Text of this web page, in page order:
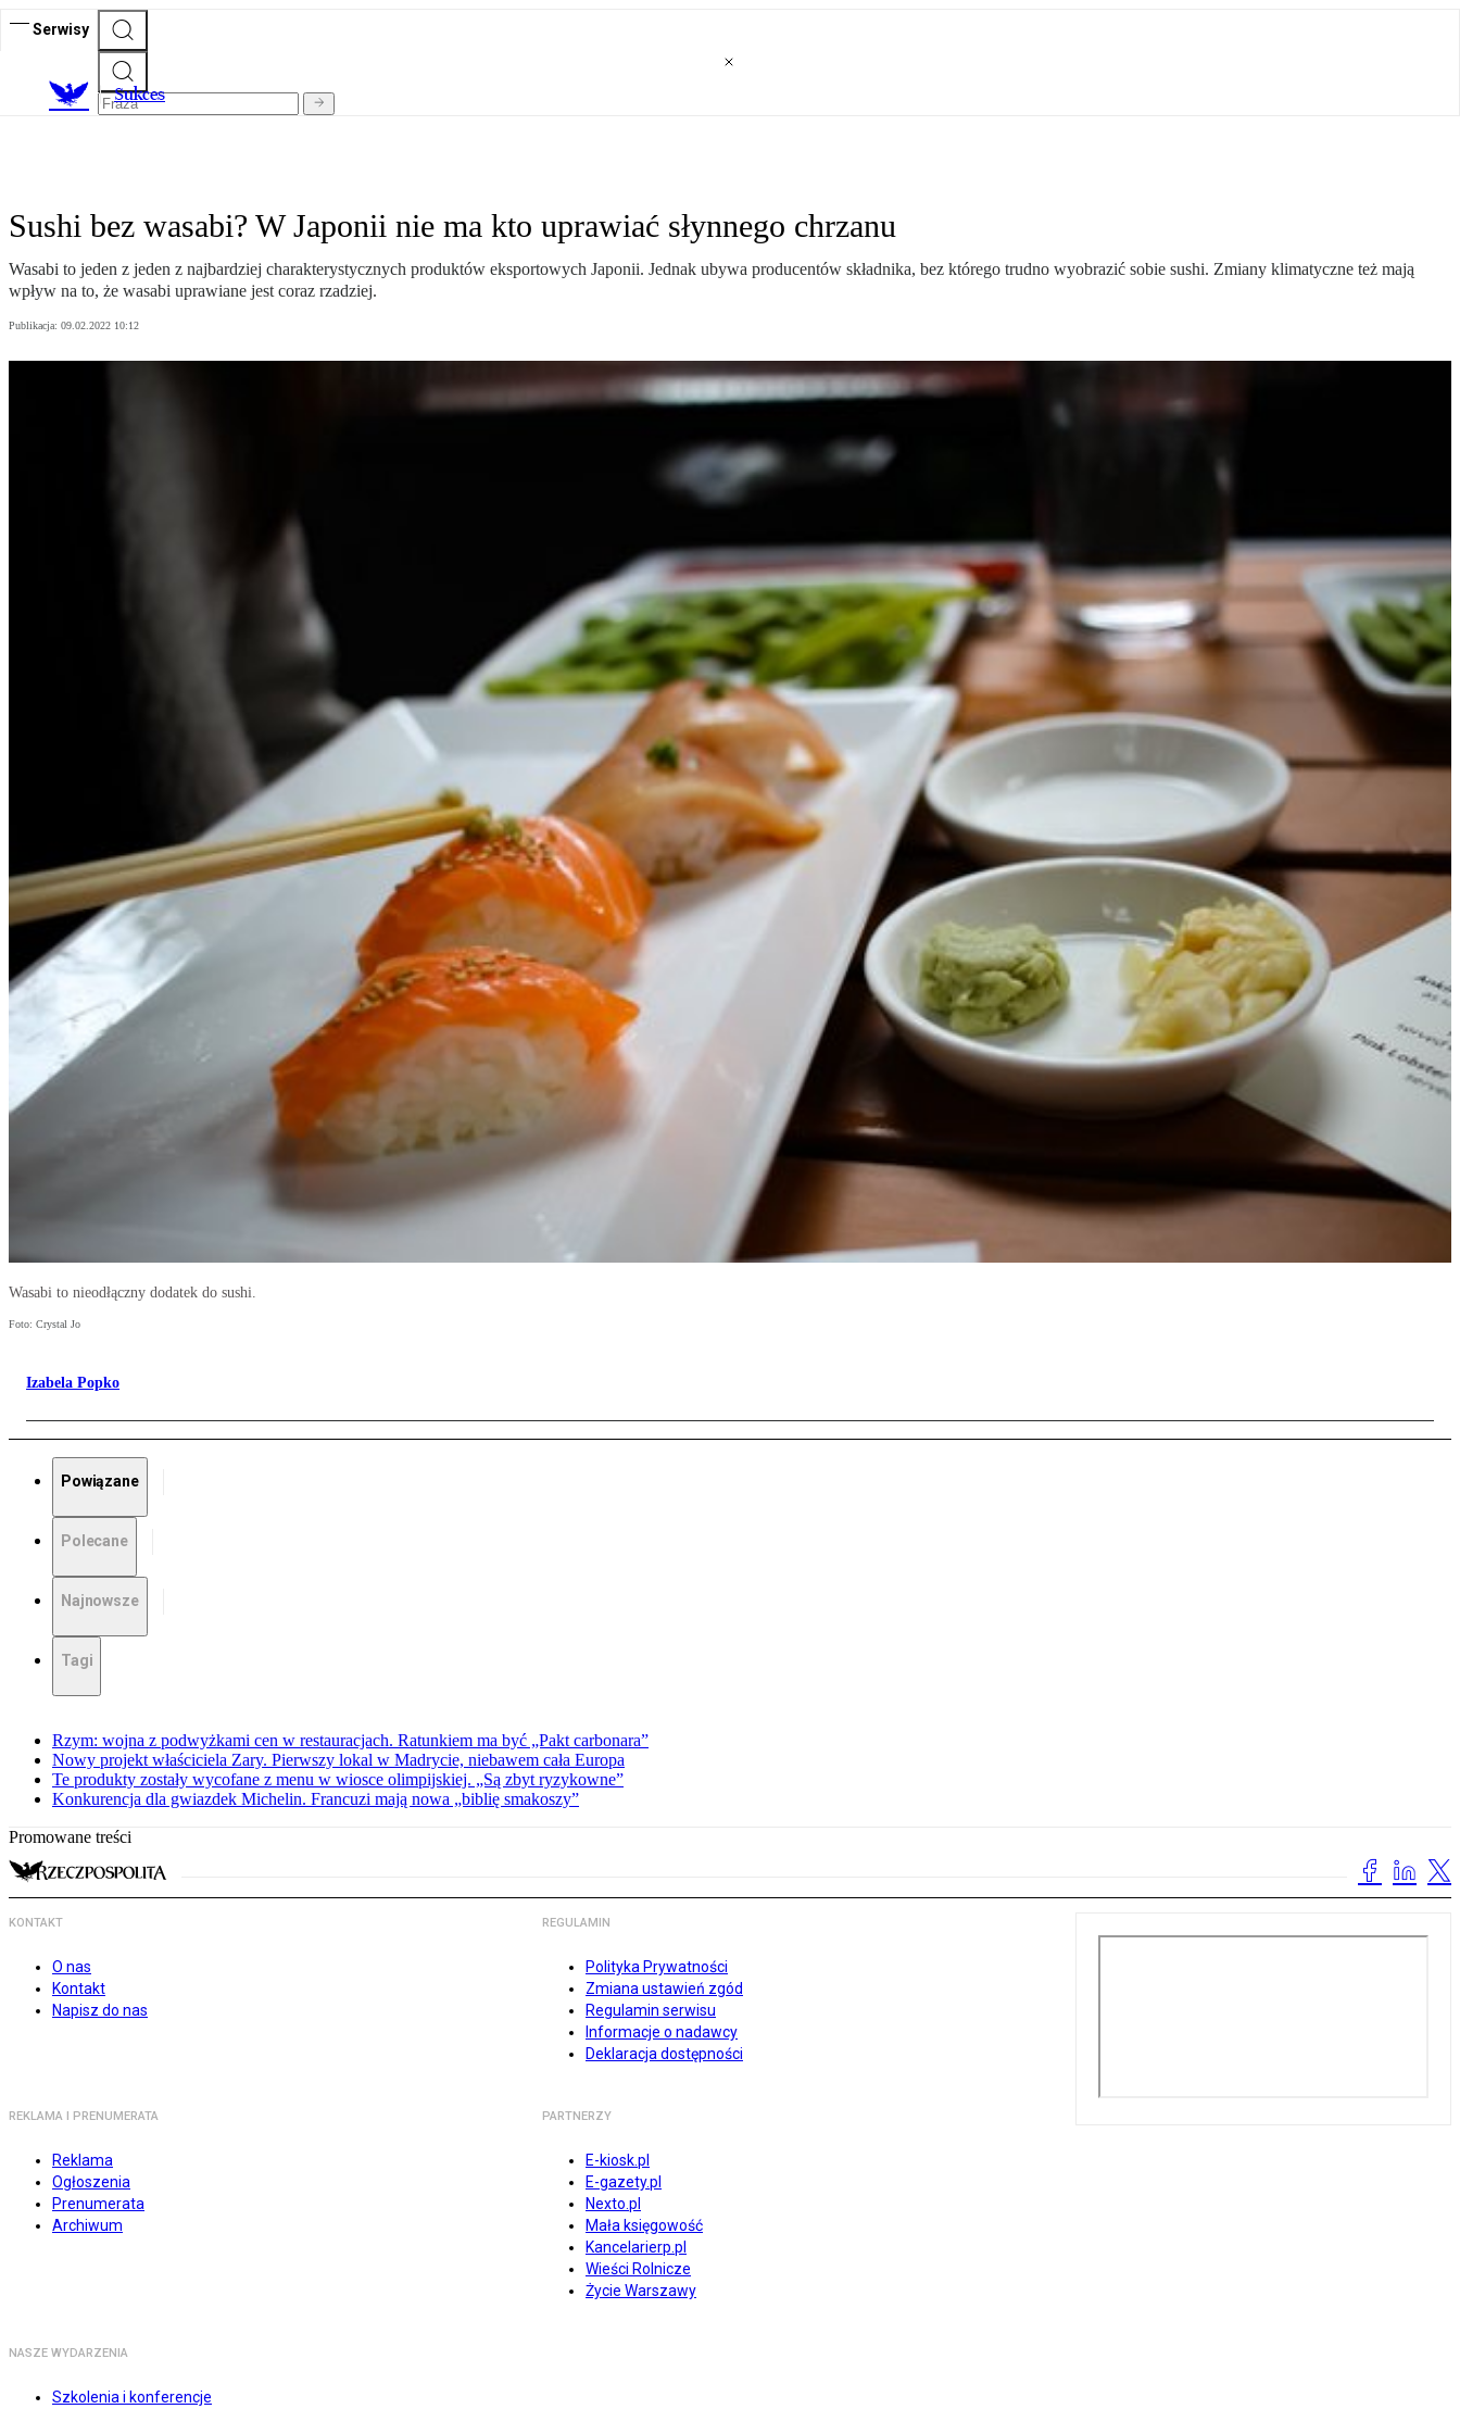
Serwisy
Sukces
Sushi bez wasabi? W Japonii nie ma kto uprawiać słynnego chrzanu
Wasabi to jeden z jeden z najbardziej charakterystycznych produktów eksportowych Japonii. Jednak ubywa producentów składnika, bez którego trudno wyobrazić sobie sushi. Zmiany klimatyczne też mają
wpływ na to, że wasabi uprawiane jest coraz rzadziej.
Publikacja: 09.02.2022 10:12
Wasabi to nieodłączny dodatek do sushi.
Foto: Crystal Jo
Izabela Popko
Powiązane
Polecane
Najnowsze
Tagi
Rzym: wojna z podwyżkami cen w restauracjach. Ratunkiem ma być „Pakt carbonara”
Nowy projekt właściciela Zary. Pierwszy lokal w Madrycie, niebawem cała Europa
Te produkty zostały wycofane z menu w wiosce olimpijskiej. „Są zbyt ryzykowne”
Konkurencja dla gwiazdek Michelin. Francuzi mają nowa „biblię smakoszy”
Promowane treści
KONTAKT
O nas
Kontakt
Napisz do nas
REGULAMIN
Polityka Prywatności
Zmiana ustawień zgód
Regulamin serwisu
Informacje o nadawcy
Deklaracja dostępności
REKLAMA I PRENUMERATA
Reklama
Ogłoszenia
Prenumerata
Archiwum
PARTNERZY
E-kiosk.pl
E-gazety.pl
Nexto.pl
Mała księgowość
Kancelarierp.pl
Wieści Rolnicze
Życie Warszawy
NASZE WYDARZENIA
Szkolenia i konferencje